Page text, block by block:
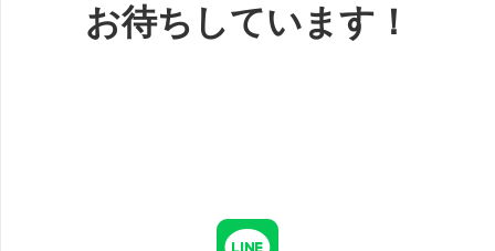
お待ちしています！